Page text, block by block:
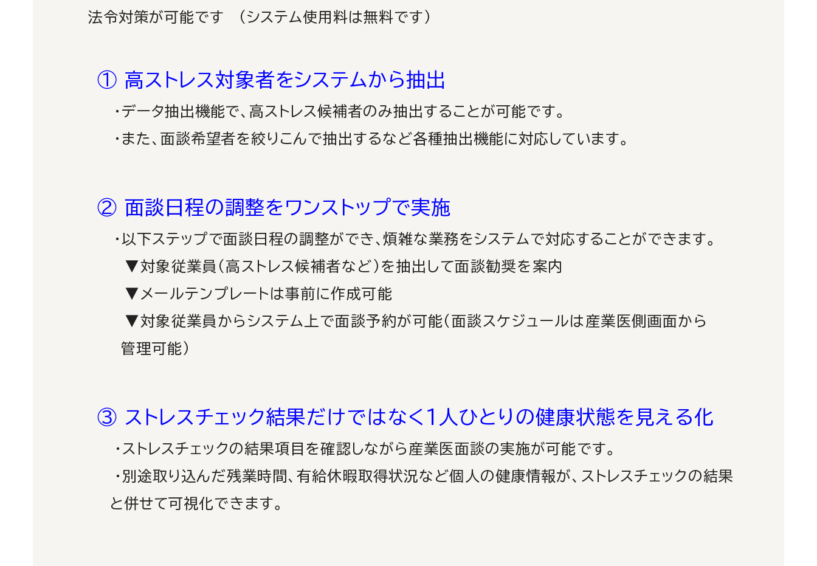
法令対策が可能です （システム使用料は無料です）
① 高ストレス対象者をシステムから抽出
・ データ抽出機能で、高ストレス候補者のみ抽出することが可能です。
・また、面談希望者を絞りこんで抽出するなど各種抽出機能に対応しています。
② 面談日程の調整をワンストップで実施
・以下ステップで面談日程の調整ができ､煩雑な業務をシステムで対応することができます。
▼対象従業員（高ストレス候補者など）を抽出して面談勧奨を案内
▼メールテンプレートは事前に作成可能
▼対象従業員からシステム上で面談予約が可能 （面談スケジュールは産業医側画面から
管理可能）
③ ストレスチェック結果だけではなく 1人ひとりの健康状態を見える化
・ストレスチェックの結果項目を確認しながら産業医面談の実施が可能です。
・別途取り込んだ残業時間、有給休暇取得状況など個人の健康情報が、 ストレスチェックの結果
と併せて可視化できます。